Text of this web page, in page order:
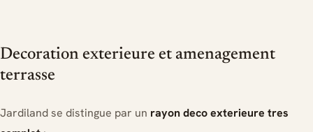
Decoration exterieure et amenagement
terrasse
Jardiland se distingue par un rayon deco exterieure tres